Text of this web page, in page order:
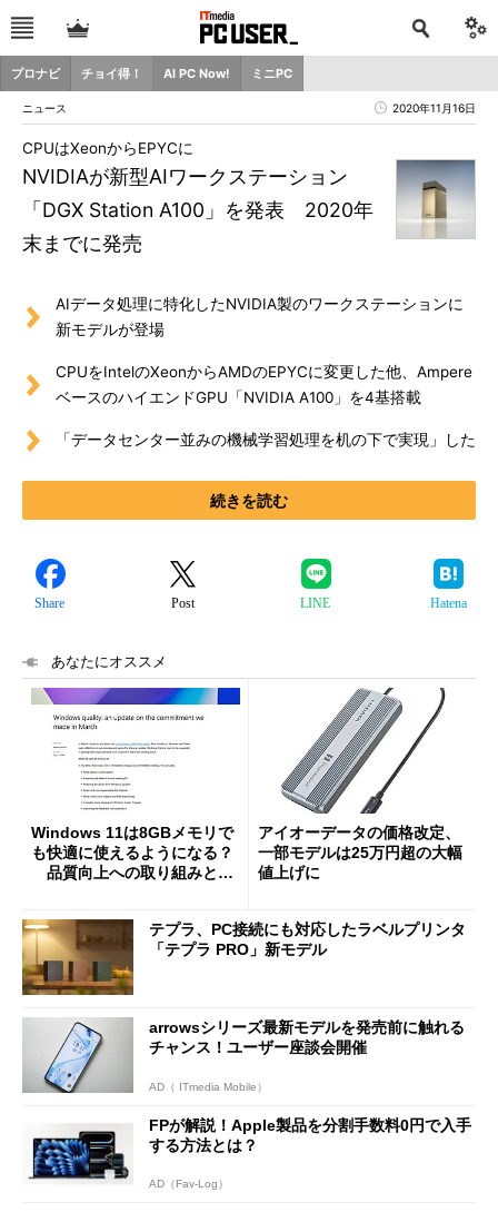
プロナビ チョイ得！ AI PC Now! ミニPC
ニュース 2020年11月16日
NVIDIAが新型AIワークステーション
「DGX Station A100」を発表 2020年
末までに発売
CPUはXeonからEPYCに
AIデータ処理に特化したNVIDIA製のワークステーションに
新モデルが登場
CPUをIntelのXeonからAMDのEPYCに変更した他、Ampere
ベースのハイエンドGPU「NVIDIA A100」を4基搭載
「データセンター並みの機械学習処理を机の下で実現」した
続きを読む
Share Post LINE Hatena
あなたにオススメ
Windows 11は8GBメモリで
も快適に使えるようになる？
品質向上への取り組みと
アイオーデータの価格改定、
一部モデルは25万円超の大幅
値上げに
テプラ、PC接続にも対応したラベルプリンタ
「テプラ PRO」新モデル
arrowsシリーズ最新モデルを発売前に触れる
チャンス！ユーザー座談会開催
AD（ ITmedia Mobile）
FPが解説！Apple製品を分割手数料0円で入手
する方法とは？
AD（Fav-Log）